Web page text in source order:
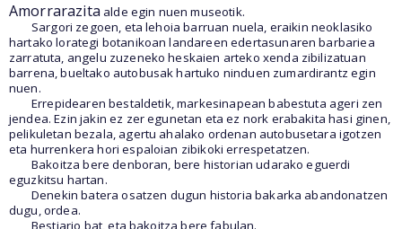
Amorrarazita alde egin nuen museotik.
Sargori zegoen, eta lehoia barruan nuela, eraikin neoklasiko
hartako lorategi botanikoan landareen edertasunaren barbariea
zarratuta, angelu zuzeneko heskaien arteko xenda zibilizatuan
barrena, bueltako autobusak hartuko ninduen zumardirantz egin
nuen.
Errepidearen bestaldetik, markesinapean babestuta ageri zen
jendea. Ezin jakin ez zer egunetan eta ez nork erabakita hasi ginen,
pelikuletan bezala, agertu ahalako ordenan autobusetara igotzen
eta hurrenkera hori espaloian zibikoki errespetatzen.
Bakoitza bere denboran, bere historian udarako eguerdi
eguzkitsu hartan.
Denekin batera osatzen dugun historia bakarka abandonatzen
dugu, ordea.
Bestiario bat, eta bakoitza bere fabulan.